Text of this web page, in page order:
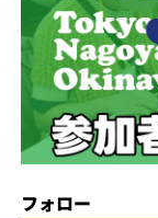
フォロー